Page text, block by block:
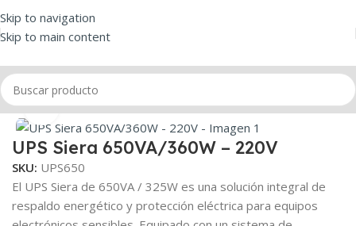
Skip to navigation
Skip to main content
Inicio/UPSClick to enlarge
UPS Siera 650VA/360W – 220V
SKU: UPS650
El UPS Siera de 650VA / 325W es una solución integral de
respaldo energético y protección eléctrica para equipos